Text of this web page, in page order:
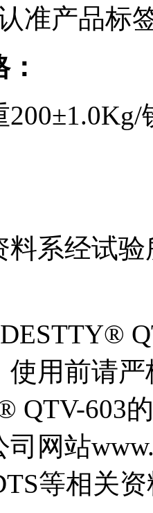
准产品标
料系经试
使用前请
QTV-603
司网站
等相关